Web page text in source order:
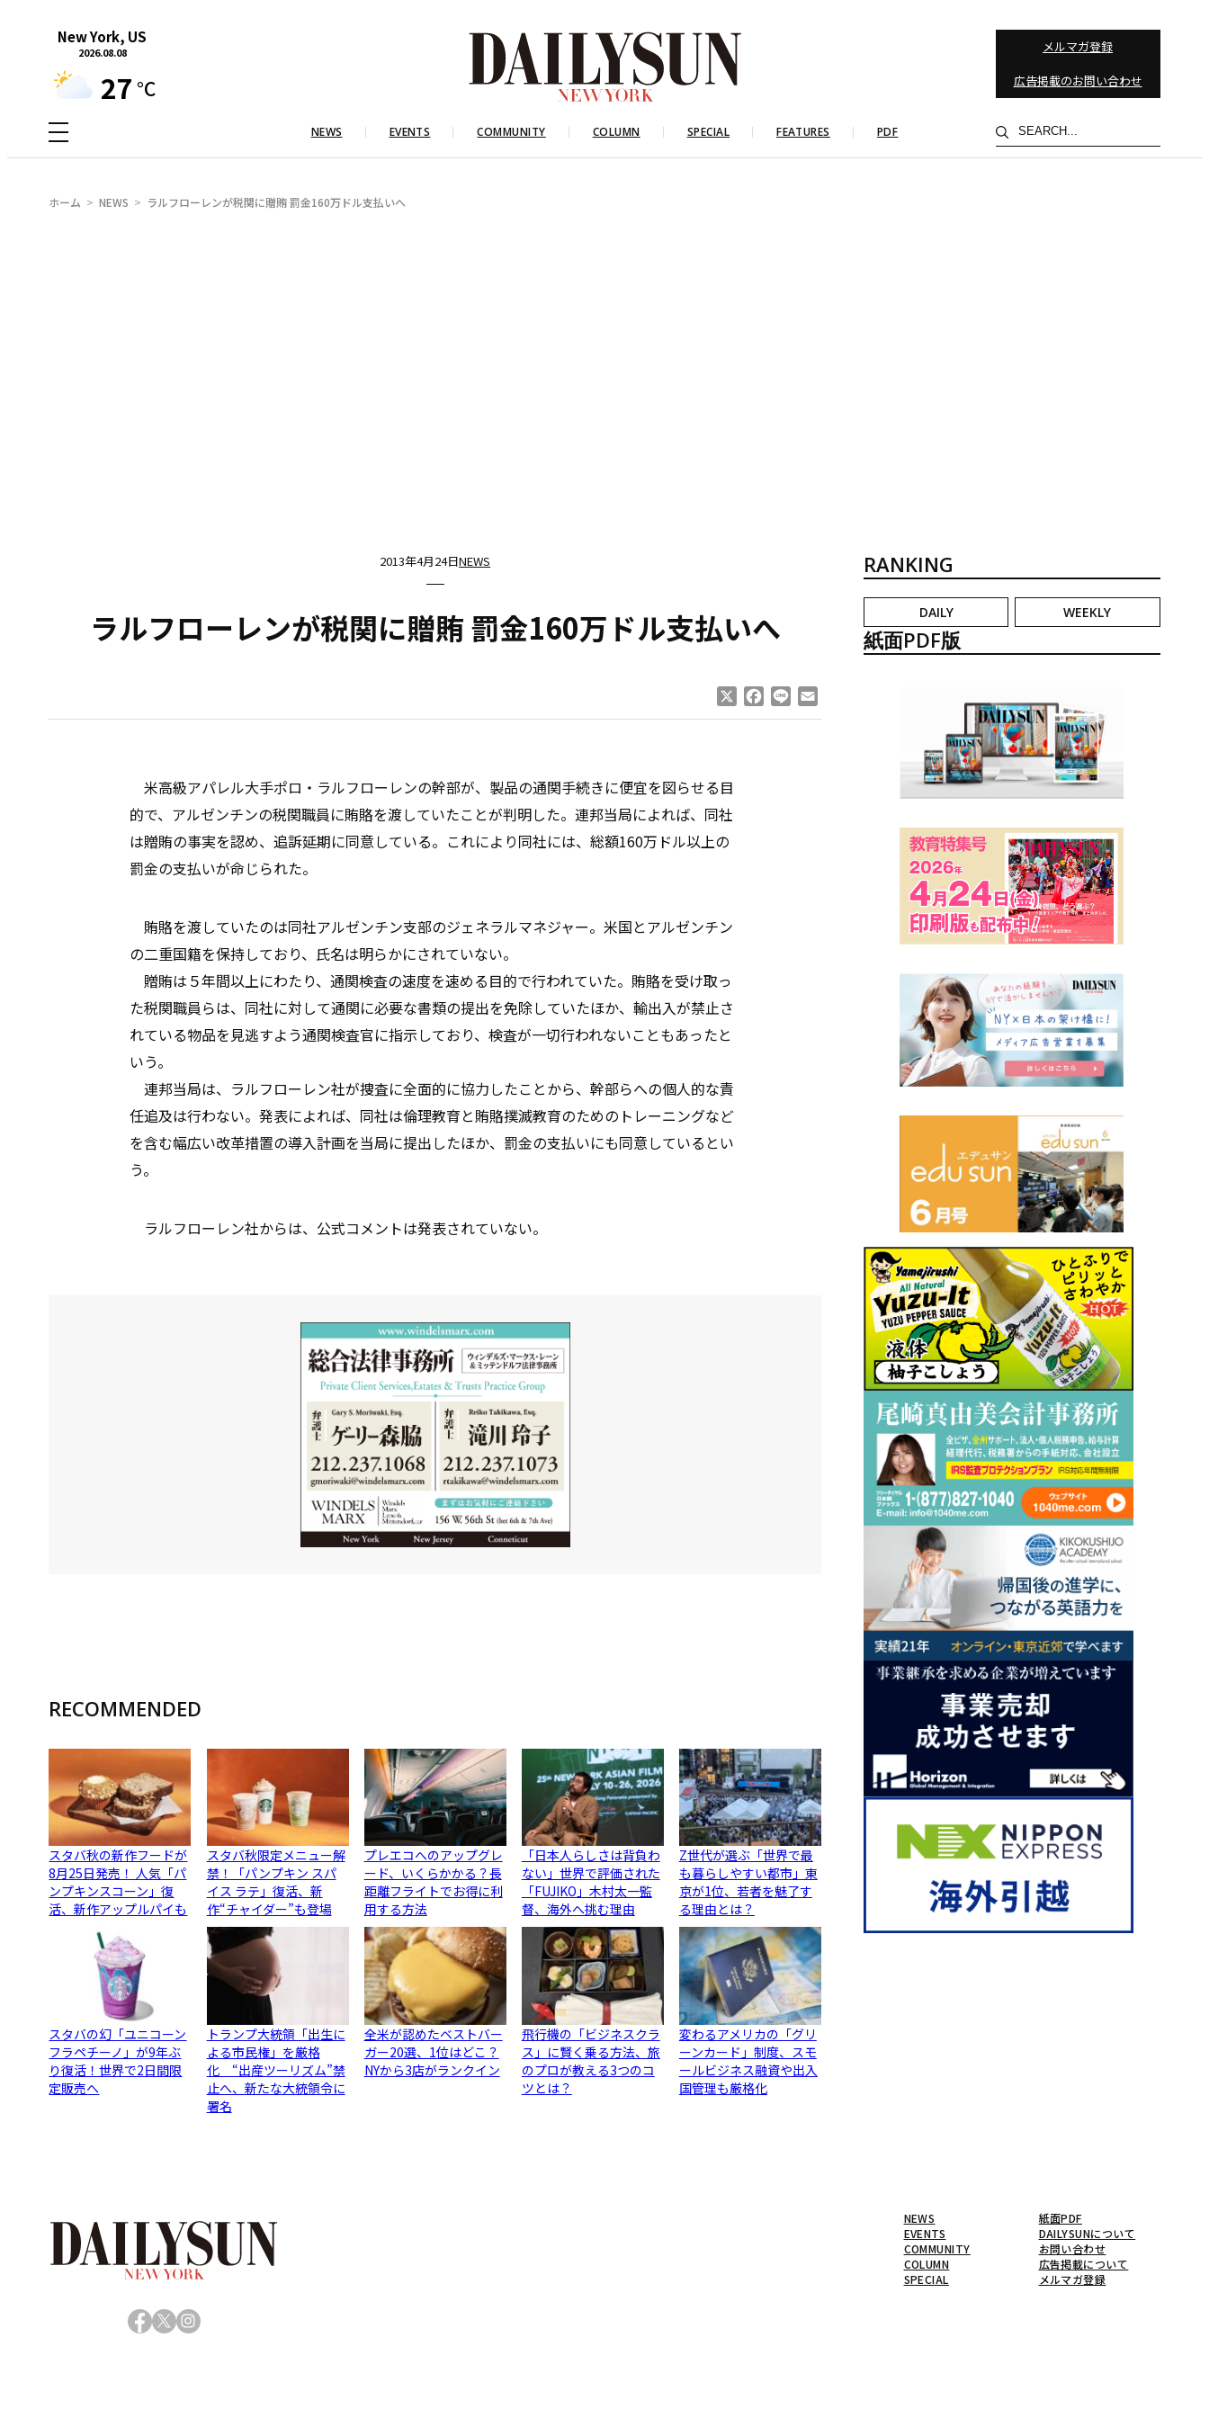
New York, US
2026.08.08
27 °C
メルマガ登録
広告掲載のお問い合わせ
NEWS EVENTS COMMUNITY COLUMN SPECIAL FEATURES PDF
検
索
ホーム NEWS ラルフローレンが税関に贈賄 罰金160万ドル支払いへ
2013年4月24日NEWS
ラルフローレンが税関に贈賄 罰金160万ドル支払いへ
Facebook
Line
米高級アパレル大手ポロ・ラルフローレンの幹部が、製品の通関手続きに便宜を図らせる目
的で、アルゼンチンの税関職員に賄賂を渡していたことが判明した。連邦当局によれば、同社
は贈賄の事実を認め、追訴延期に同意している。これにより同社には、総額160万ドル以上の
罰金の支払いが命じられた。
賄賂を渡していたのは同社アルゼンチン支部のジェネラルマネジャー。米国とアルゼンチン
の二重国籍を保持しており、氏名は明らかにされていない。
贈賄は５年間以上にわたり、通関検査の速度を速める目的で行われていた。賄賂を受け取っ
た税関職員らは、同社に対して通関に必要な書類の提出を免除していたほか、輸出入が禁止さ
れている物品を見逃すよう通関検査官に指示しており、検査が一切行われないこともあったと
いう。
連邦当局は、ラルフローレン社が捜査に全面的に協力したことから、幹部らへの個人的な責
任追及は行わない。発表によれば、同社は倫理教育と賄賂撲滅教育のためのトレーニングなど
を含む幅広い改革措置の導入計画を当局に提出したほか、罰金の支払いにも同意しているとい
う。
ラルフローレン社からは、公式コメントは発表されていない。
RECOMMENDED
スタバ秋の新作フードが
8月25日発売！ 人気「パ
ンプキンスコーン」復
活、新作アップルパイも
スタバ秋限定メニュー解
禁！「パンプキン スパ
イス ラテ」復活、新
作“チャイダー”も登場
プレエコへのアップグレ
ード、いくらかかる？長
距離フライトでお得に利
用する方法
「日本人らしさは背負わ
ない」世界で評価された
「FUJIKO」木村太一監
督、海外へ挑む理由
Z世代が選ぶ「世界で最
も暮らしやすい都市」東
京が1位、若者を魅了す
る理由とは？
スタバの幻「ユニコーン
フラペチーノ」が9年ぶ
り復活！世界で2日間限
定販売へ
トランプ大統領「出生に
よる市民権」を厳格
化 “出産ツーリズム”禁
止へ、新たな大統領令に
署名
全米が認めたベストバー
ガー20選、1位はどこ？
NYから3店がランクイン
飛行機の「ビジネスクラ
ス」に賢く乗る方法、旅
のプロが教える3つのコ
ツとは？
変わるアメリカの「グリ
ーンカード」制度、スモ
ールビジネス融資や出入
国管理も厳格化
RANKING
DAILY WEEKLY
紙面PDF版
Facebook
X Instagram
NEWS
EVENTS
COMMUNITY
COLUMN
SPECIAL
紙面PDF
DAILYSUNについて
お問い合わせ
広告掲載について
メルマガ登録